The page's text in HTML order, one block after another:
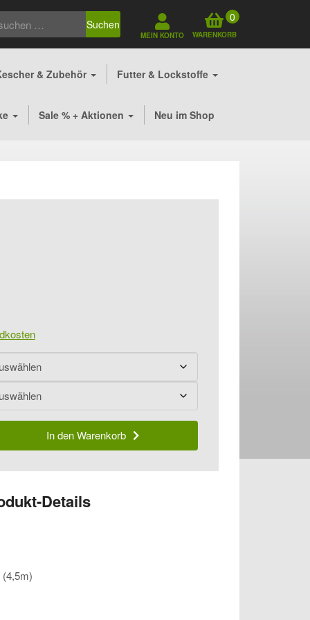
Suchen
MEIN KONTO
0
WARENKORB
& Zubehör Futter & Lockstoffe
Sale % + Aktionen Neu im Shop
In den Warenkorb
Details